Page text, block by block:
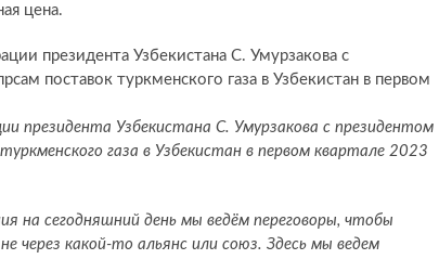
цена.
президента Узбекистана С. Умурзакова с президентом
газа в Узбекистан в первом квартале 2023
на сегодняшний день мы ведём переговоры, чтобы
через какой-то альянс или союз. Здесь мы ведем